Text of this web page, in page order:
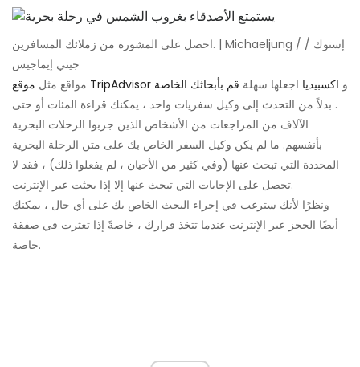
احصل على المشورة من زملائك المسافرين. | Michaeljung / إستوك /
جيتي إيماجيس
مواقع مثل موقع TripAdvisor و اكسبيديا اجعلها سهلة قم بأبحاثك الخاصة
. بدلاً من التحدث إلى وكيل سفريات واحد ، يمكنك قراءة المئات أو حتى
الآلاف من المراجعات من الأشخاص الذين جربوا الرحلات البحرية
بأنفسهم. ما لم يكن وكيل السفر الخاص بك على متن الرحلة البحرية
المحددة التي تبحث عنها (وفي كثير من الأحيان ، لم يفعلوا ذلك) ، فقد لا
تحصل على الإجابات التي تبحث عنها إلا إذا بحثت عبر الإنترنت.
ونظرًا لأنك سترغب في إجراء البحث الخاص بك على أي حال ، يمكنك
أيضًا الحجز عبر الإنترنت عندما تتخذ قرارك ، خاصةً إذا تعثرت في صفقة
خاصة.